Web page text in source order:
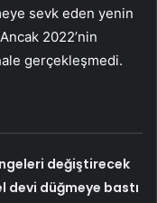
sevk eden yenin
2022’nin
gerçekleşmedi.
değiştirecek
devi düğmeye bastı